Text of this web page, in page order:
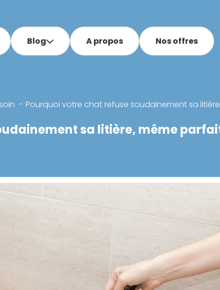
Blog A propos Nos offres
Pourquoi votre chat refuse soudainement sa
sa litière, même